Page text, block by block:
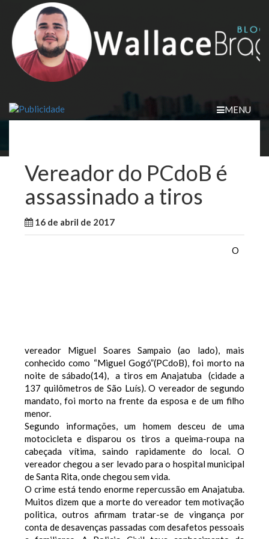
content
MENU
Vereador do PCdoB é
assassinado a tiros
16 de abril de 2017
O
vereador Miguel Soares Sampaio (ao lado), mais
conhecido como “Miguel Gogó”(PCdoB), foi morto na
noite de sábado(14), a tiros em Anajatuba (cidade a
137 quilômetros de São Luís). O vereador de segundo
mandato, foi morto na frente da esposa e de um filho
menor.
Segundo informações, um homem desceu de uma
motocicleta e disparou os tiros a queima-roupa na
cabeçada vítima, saindo rapidamente do local. O
vereador chegou a ser levado para o hospital municipal
de Santa Rita, onde chegou sem vida.
O crime está tendo enorme repercussão em Anajatuba.
Muitos dizem que a morte do vereador tem motivação
politica, outros afirmam tratar-se de vingança por
conta de desavenças passadas com desafetos pessoais